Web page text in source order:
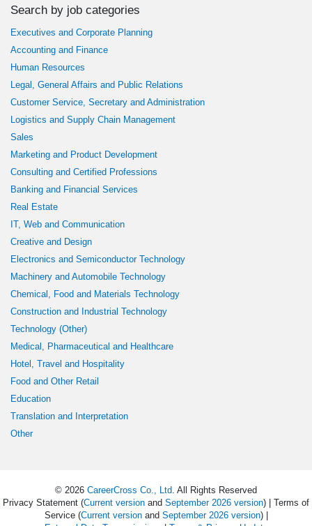
Search by job categories
Executives and Corporate Planning
Accounting and Finance
Human Resources
Legal, General Affairs and Public Relations
Customer Service, Secretary and Administration
Logistics and Supply Chain Management
Sales
Marketing and Product Development
Consulting and Certified Professions
Banking and Financial Services
Real Estate
IT, Web and Communication
Creative and Design
Electronics and Semiconductor Technology
Machinery and Automobile Technology
Chemical, Food and Materials Technology
Construction and Industrial Technology
Technology (Other)
Medical, Pharmaceutical and Healthcare
Hotel, Travel and Hospitality
Food and Other Retail
Education
Translation and Interpretation
Other
© 2026 CareerCross Co., Ltd . All Rights Reserved
Privacy Statement (Current version and September 2026 version) | Terms of
Service (Current versionand September 2026 version) |